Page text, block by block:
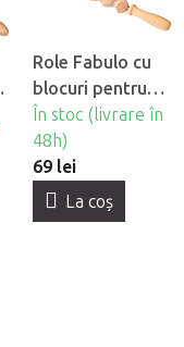
Role Fabulo cu
blocuri pentru
maderoterapie
În stoc (livrare în
48h)
69 lei
La coş